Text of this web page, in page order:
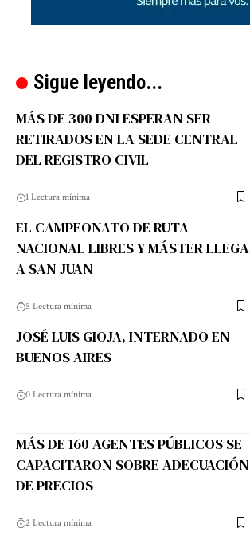
Sigue leyendo...
MÁS DE 300 DNI ESPERAN SER
RETIRADOS EN LA SEDE CENTRAL
DEL REGISTRO CIVIL
1 Lectura mínima
EL CAMPEONATO DE RUTA
NACIONAL LIBRES Y MÁSTER LLEGA
A SAN JUAN
5 Lectura mínima
JOSÉ LUIS GIOJA, INTERNADO EN
BUENOS AIRES
0 Lectura mínima
MÁS DE 160 AGENTES PÚBLICOS SE
CAPACITARON SOBRE ADECUACIÓN
DE PRECIOS
2 Lectura mínima